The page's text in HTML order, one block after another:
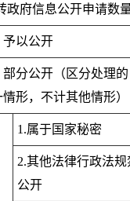
政府信息公开申请数
予以公开
部分公开（区分处理的
形，不计其他情形）
1.属于国家秘密
2.其他法律行政法规
公开